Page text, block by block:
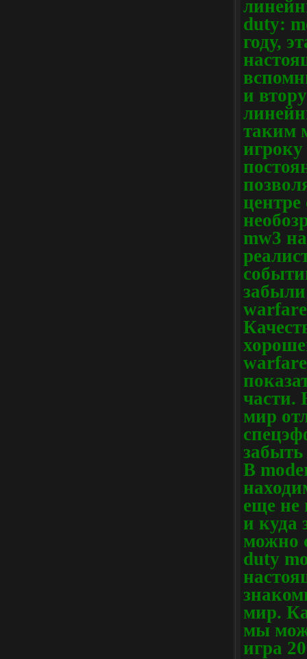
duty:
году,
и
таким
mw3
части.
мир
В
еще не
и куда
можно
duty
мир.
мы
игра